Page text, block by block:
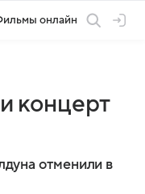
онлайн
концерт
отменили в